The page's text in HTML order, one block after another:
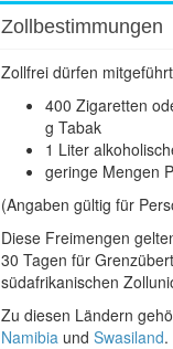
Zollbestimmungen
Zollfrei dürfen
400 Zigaretten
g Tabak
1 Liter
geringe Mengen
(Angaben gültig für
Diese Freimengen
30 Tagen für
südafrikanischen
Zu diesen Ländern
Namibiaund Swasiland.